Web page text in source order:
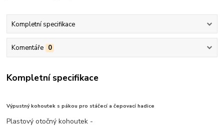
Kompletní specifikace
Komentáře 0
Kompletní specifikace
Výpustný kohoutek s pákou pro stáčecí a čepovací hadice
Plastový otočný kohoutek -